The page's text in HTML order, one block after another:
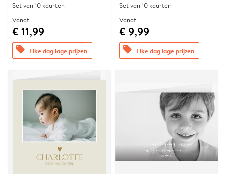
Set van 10 kaarten
Vanaf
€ 11,99
offers Elke dag lage prijzen
Set van 10 kaarten
Vanaf
€ 9,99
offers Elke dag lage prijzen